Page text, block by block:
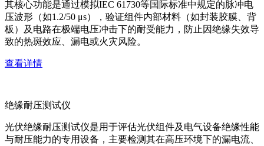
其核心功能是通过模拟IEC 61730等国际标准中规定的脉冲电
压波形（如1.2/50 μs），验证组件内部材料（如封装胶膜、背
板）及电路在极端电压冲击下的耐受能力，防止因绝缘失效导
致的热斑效应、漏电或火灾风险。
查看详情
绝缘耐压测试仪
光伏绝缘耐压测试仪是用于评估光伏组件及电气设备绝缘性能
与耐压能力的专用设备，主要检测其在高压环境下的漏电流、